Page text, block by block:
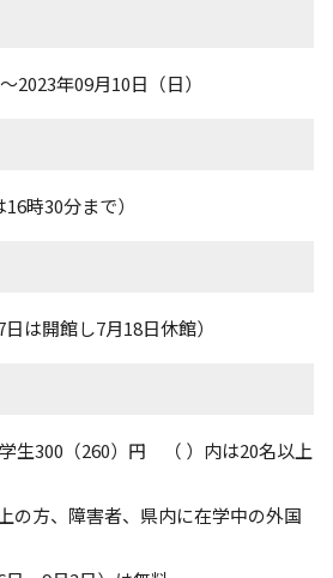
2023年09月10日（日）
時30分まで）
は開館し7月18日休館）
生300（260）円 （ ）内は20名以上
の方、障害者、県内に在学中の外国